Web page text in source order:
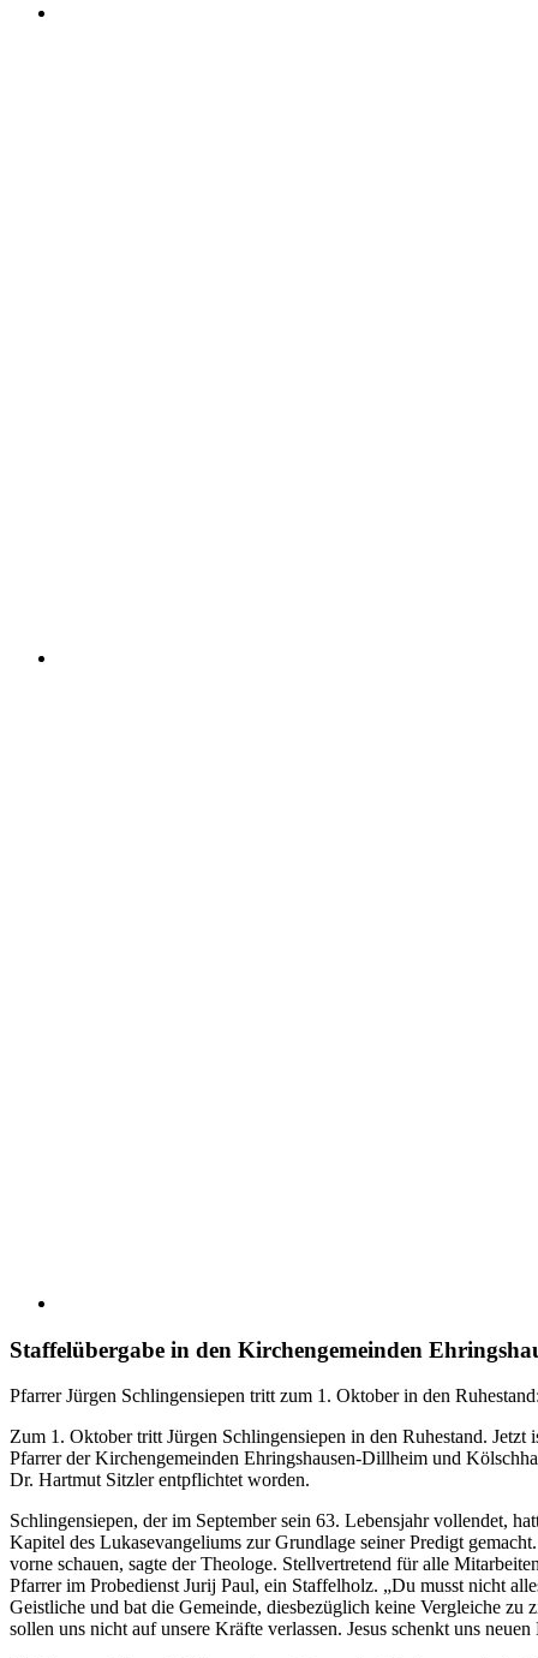
Staffelübergabe in den Kirchengemeinden
Pfarrer Jürgen Schlingensiepen tritt zum 1. Oktober in den
Zum 1. Oktober tritt Jürgen Schlingensiepen in den Ruhestand. Jetzt
Pfarrer der Kirchengemeinden Ehringshausen-Dillheim und
Dr. Hartmut Sitzler entpflichtet worden.
Schlingensiepen, der im September sein 63. Lebensjahr vollendet,
Kapitel des Lukasevangeliums zur Grundlage seiner Predigt
vorne schauen, sagte der Theologe. Stellvertretend für alle
Pfarrer im Probedienst Jurij Paul, ein Staffelholz. „Du musst nicht
Geistliche und bat die Gemeinde, diesbezüglich keine Vergleiche zu
sollen uns nicht auf unsere Kräfte verlassen. Jesus schenkt uns